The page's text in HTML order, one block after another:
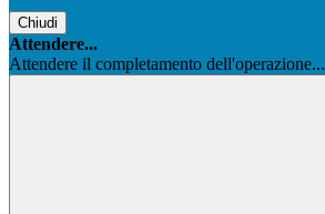
Chiudi
Attendere...
Attendere il completamento dell'operazione...